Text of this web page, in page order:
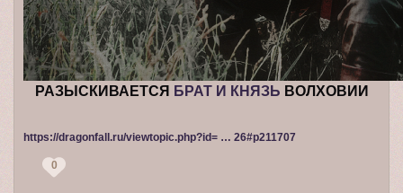
РАЗЫСКИВАЕТСЯ БРАТ И КНЯЗЬ ВОЛХОВИИ
https://dragonfall.ru/viewtopic.php?id= … 26#p211707
0